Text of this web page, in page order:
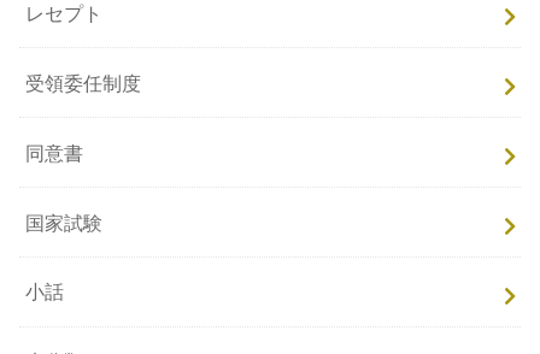
レセプト
受領委任制度
同意書
国家試験
小話